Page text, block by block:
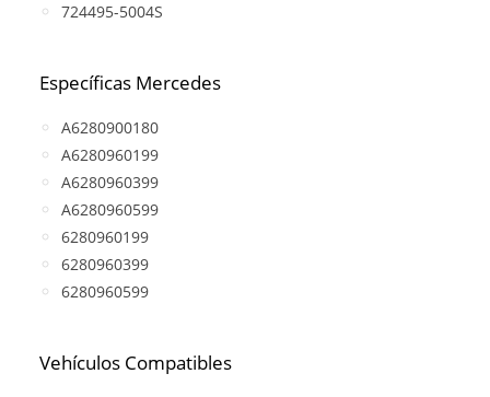
724495-5004S
Específicas Mercedes
A6280900180
A6280960199
A6280960399
A6280960599
6280960199
6280960399
6280960599
Vehículos Compatibles